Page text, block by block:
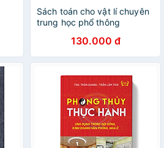
Sách toán cho vật lí chuyên
trung học phổ thông
130.000 đ